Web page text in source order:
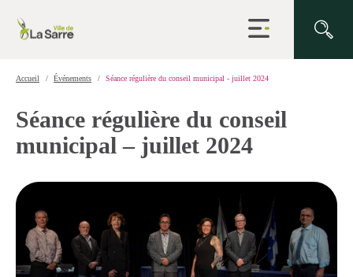
Ouvrir
la
Accueil Événements Séance régulière du conseil municipal - juillet 2024
Séance régulière du conseil
municipal – juillet 2024